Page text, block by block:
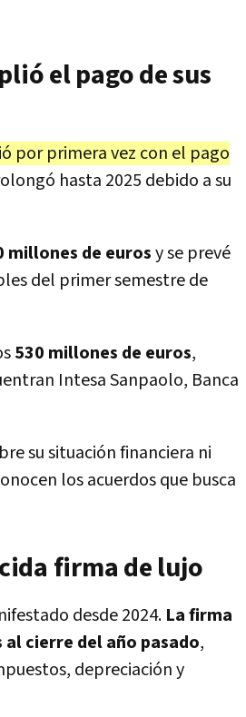
el pago de sus
por primera vez con el pago
hasta 2025 debido a su
millones de eurosy se prevé
del primer semestre de
530 millones de euros,
Intesa Sanpaolo, Banca
su situación financiera ni
los acuerdos que busca
firma de lujo
desde 2024. La firma
cierre del año pasado,
depreciación y